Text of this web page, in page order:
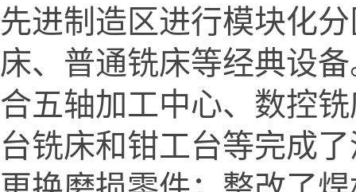
先进制造区进行模块化
床、普通铣床等经典设
合五轴加工中心、数控
台铣床和钳工台等完成